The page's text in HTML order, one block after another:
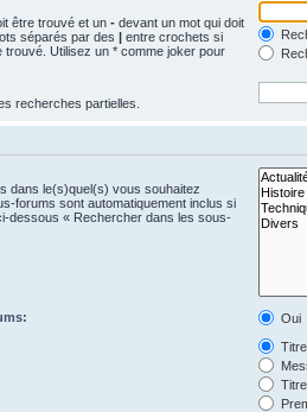
être trouvé et un - devant un mot qui doit
séparés par des | entre crochets si
trouvé. Utilisez un * comme joker pour
recherches partielles.
dans le(s)quel(s) vous souhaitez
forums sont automatiquement inclus si
dessous « Rechercher dans les sous-
Oui